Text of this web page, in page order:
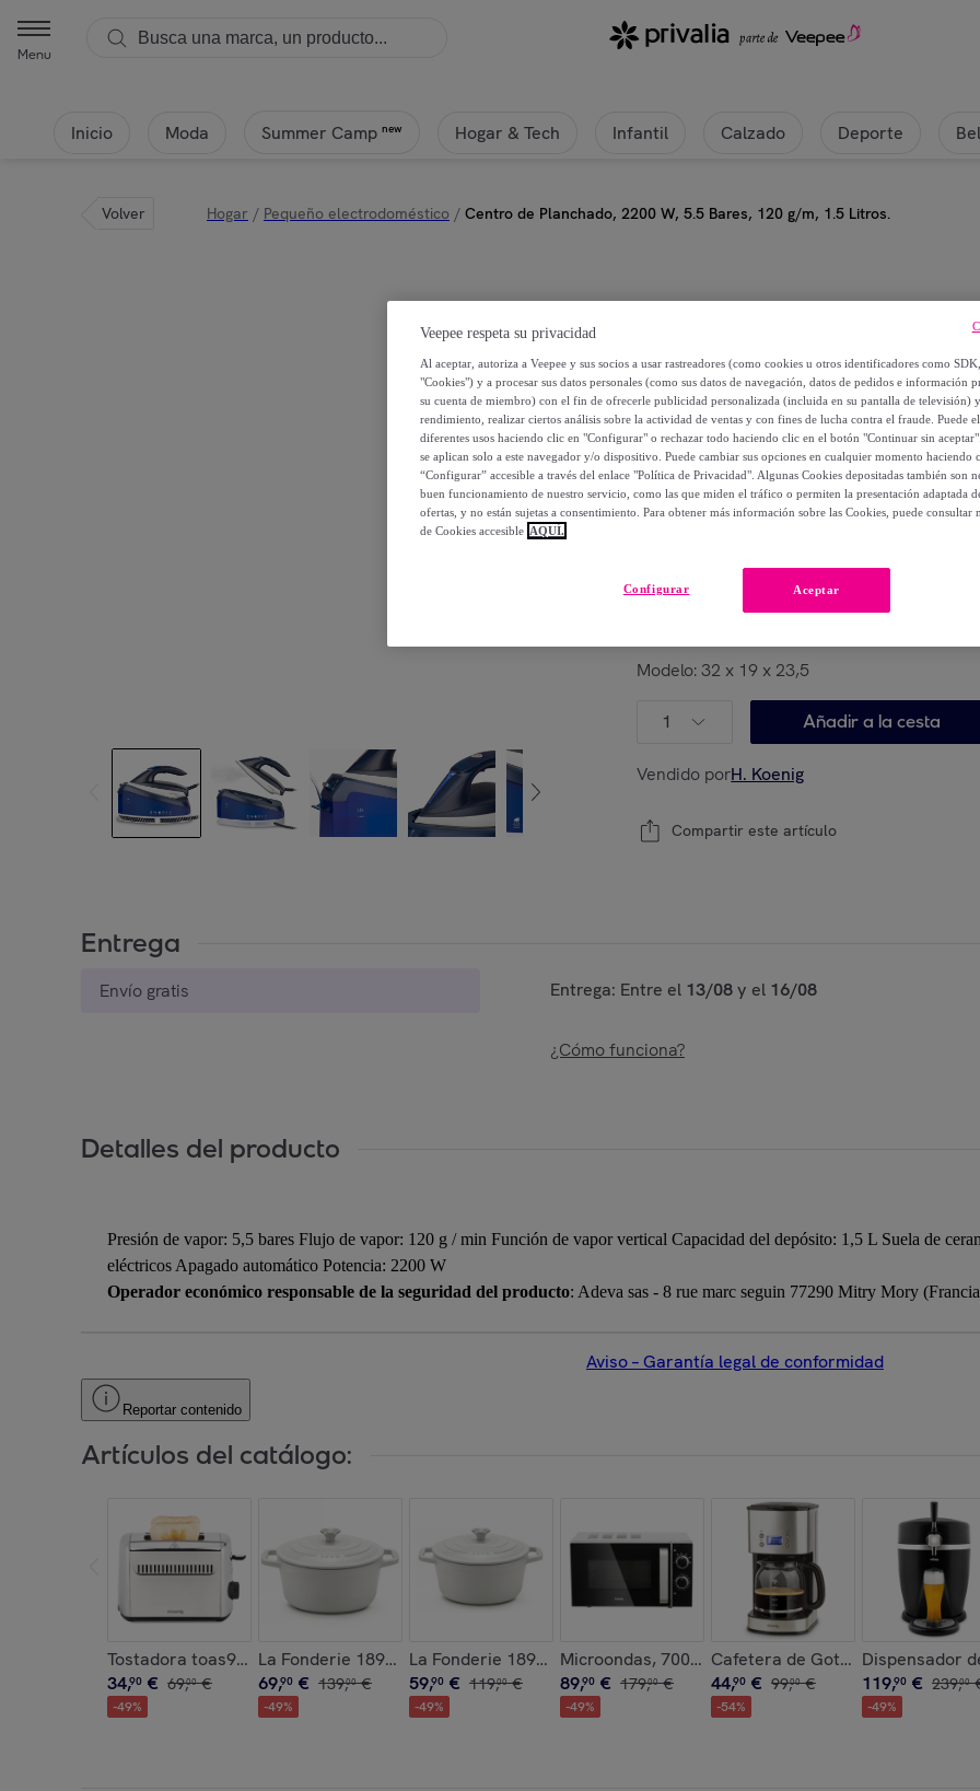
Menu
Inicio Moda Summer Camp new Hogar & Tech Infantil Calzado Deporte
Volver Hogar / Pequeño electrodoméstico / Centro de Planchado, 2200 W, 5.5 Bares, 120 g/m, 1.5 Litros.
Centro de Planchado, 2200 W,
69,90 €
119,00 €
-41 %
Modelo: 32 x 19 x 23,5
1 Añadir a la cesta
Vendido porH. Koenig
Compartir este artículo
Entrega
Envío gratis Entrega: Entre el 13/08y el 16/08
¿Cómo funciona?
Detalles del producto
Presión de vapor: 5,5 bares Flujo de vapor: 120 g / min Función de vapor vertical Capacidad del depósito: 1,5 L Suela de
eléctricos Apagado automático Potencia: 2200 W
Operador económico responsable de la seguridad del producto: Adeva sas - 8 rue marc seguin 77290 Mitry Mory
Aviso – Garantía legal de conformidad
Reportar contenido
Artículos del catálogo:
Tostadora toas9 H.Koenig 2 Ranuras Largas Y Anchas 950 W, 7 Funciones.
34,90 € 69,00 €
-49%
La Fonderie 1890 IENA25, Cacerola de hierro fundido, 25cm, capacidad 4,7L, beige,
69,90 € 139,00 €
-49%
La Fonderie 1890 IENA22, Cacerola redonda de hierro fundido, 22 cm,
59,90 € 119,00 €
-49%
Microondas, 700 W, 20 Litros, 6 Configuraciones.
89,90 € 179,00 €
-49%
Cafetera de Goteo Programable,
44,90 € 99,00 €
-54%
Dispensador
119,90 € 239,00
-49%
Veepee respeta su privacidad
Al aceptar, autoriza a Veepee y sus socios a usar rastreadores (como cookies u otros identificadores como
"Cookies") y a procesar sus datos personales (como sus datos de navegación, datos de pedidos e información
su cuenta de miembro) con el fin de ofrecerle publicidad personalizada (incluida en su pantalla de televisión)
rendimiento, realizar ciertos análisis sobre la actividad de ventas y con fines de lucha contra el fraude. Puede
diferentes usos haciendo clic en "Configurar" o rechazar todo haciendo clic en el botón "Continuar sin
se aplican solo a este navegador y/o dispositivo. Puede cambiar sus opciones en cualquier momento haciendo
“Configurar” accesible a través del enlace "Política de Privacidad". Algunas Cookies depositadas también son
buen funcionamiento de nuestro servicio, como las que miden el tráfico o permiten la presentación adaptada
ofertas, y no están sujetas a consentimiento. Para obtener más información sobre las Cookies, puede consultar
de Cookies accesible AQUÍ.
Aceptar
Configurar